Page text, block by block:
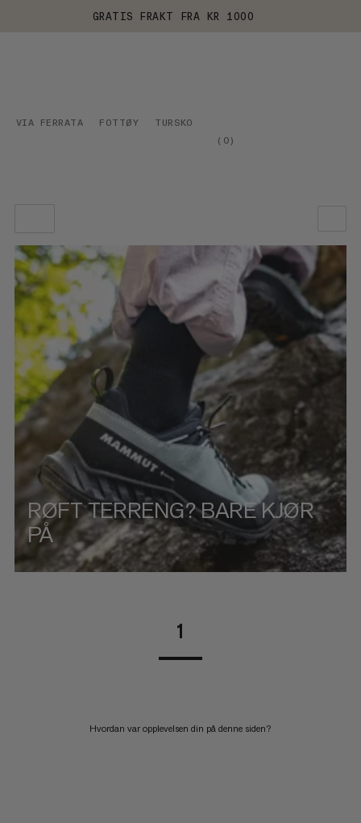
GRATIS FRAKT FRA KR 1000
VIA FERRATA FOTTØY
TURSKO
( 0)
VÅR ANBEFALING
PRIS LAV TIL HØY
PRIS HØY TIL LAV
HVA ER NYTT
RANGERING
RØFT TERRENG? BARE KJØR
PÅ
1
Hvordan var opplevelsen din på denne siden?